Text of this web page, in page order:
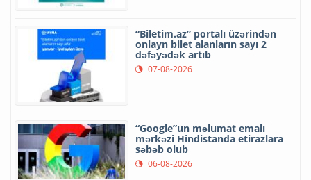
“Biletim.az” portalı üzərindən
onlayn bilet alanların sayı 2
dəfəyədək artıb
07-08-2026
“Google”un məlumat emalı
mərkəzi Hindistanda etirazlara
səbəb olub
06-08-2026